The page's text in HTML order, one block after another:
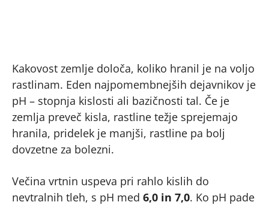
Kakovost zemlje določa, koliko hranil je na voljo
rastlinam. Eden najpomembnejših dejavnikov je
pH – stopnja kislosti ali bazičnosti tal. Če je
zemlja preveč kisla, rastline težje sprejemajo
hranila, pridelek je manjši, rastline pa bolj
dovzetne za bolezni.
Večina vrtnin uspeva pri rahlo kislih do
nevtralnih tleh, s pH med 6,0 in 7,0. Ko pH pade